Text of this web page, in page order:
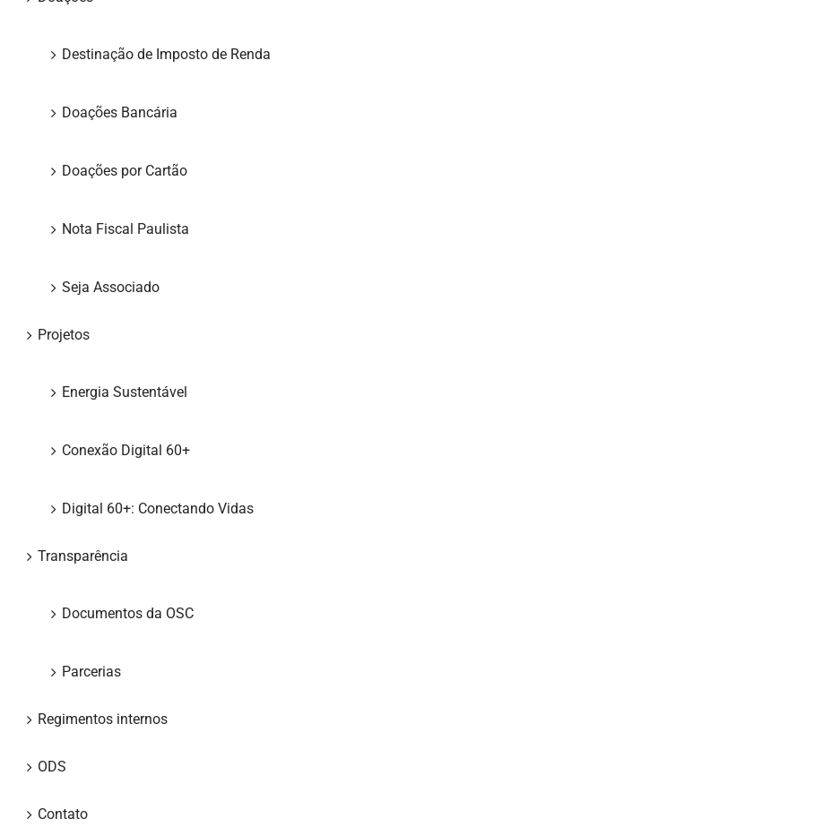
Destinação de Imposto de Renda
Doações Bancária
Doações por Cartão
Nota Fiscal Paulista
Seja Associado
Projetos
Energia Sustentável
Conexão Digital 60+
Digital 60+: Conectando Vidas
Transparência
Documentos da OSC
Parcerias
Regimentos internos
ODS
Contato